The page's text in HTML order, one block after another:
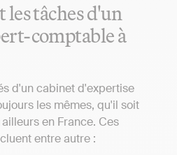
les tâches d'un
comptable à
d'un cabinet d'expertise
les mêmes, qu'il soit
en France. Ces
entre autre :